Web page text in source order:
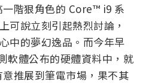
階狠角色的 Core™ i9 系
可說立刻引起熱烈討論，
中的夢幻逸品。而今年早
軟體公布的硬體資料中，就
推展到筆電市場，果不其